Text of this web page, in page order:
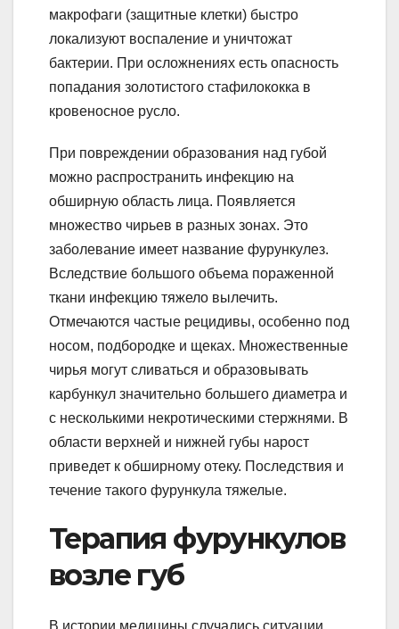
макрофаги (защитные клетки) быстро
локализуют воспаление и уничтожат
бактерии. При осложнениях есть опасность
попадания золотистого стафилококка в
кровеносное русло.
При повреждении образования над губой
можно распространить инфекцию на
обширную область лица. Появляется
множество чирьев в разных зонах. Это
заболевание имеет название фурункулез.
Вследствие большого объема пораженной
ткани инфекцию тяжело вылечить.
Отмечаются частые рецидивы, особенно под
носом, подбородке и щеках. Множественные
чирья могут сливаться и образовывать
карбункул значительно большего диаметра и
с несколькими некротическими стержнями. В
области верхней и нижней губы нарост
приведет к обширному отеку. Последствия и
течение такого фурункула тяжелые.
Терапия фурункулов
возле губ
В истории медицины случались ситуации